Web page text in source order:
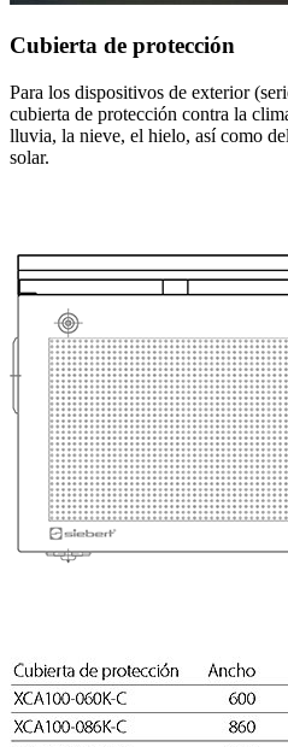
Cubierta de protección
Para los dispositivos de exterior
cubierta de protección contra la
lluvia, la nieve, el hielo, así como
solar.